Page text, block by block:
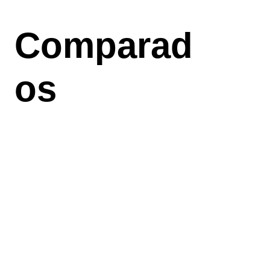
contenu
principal
Comparad
os